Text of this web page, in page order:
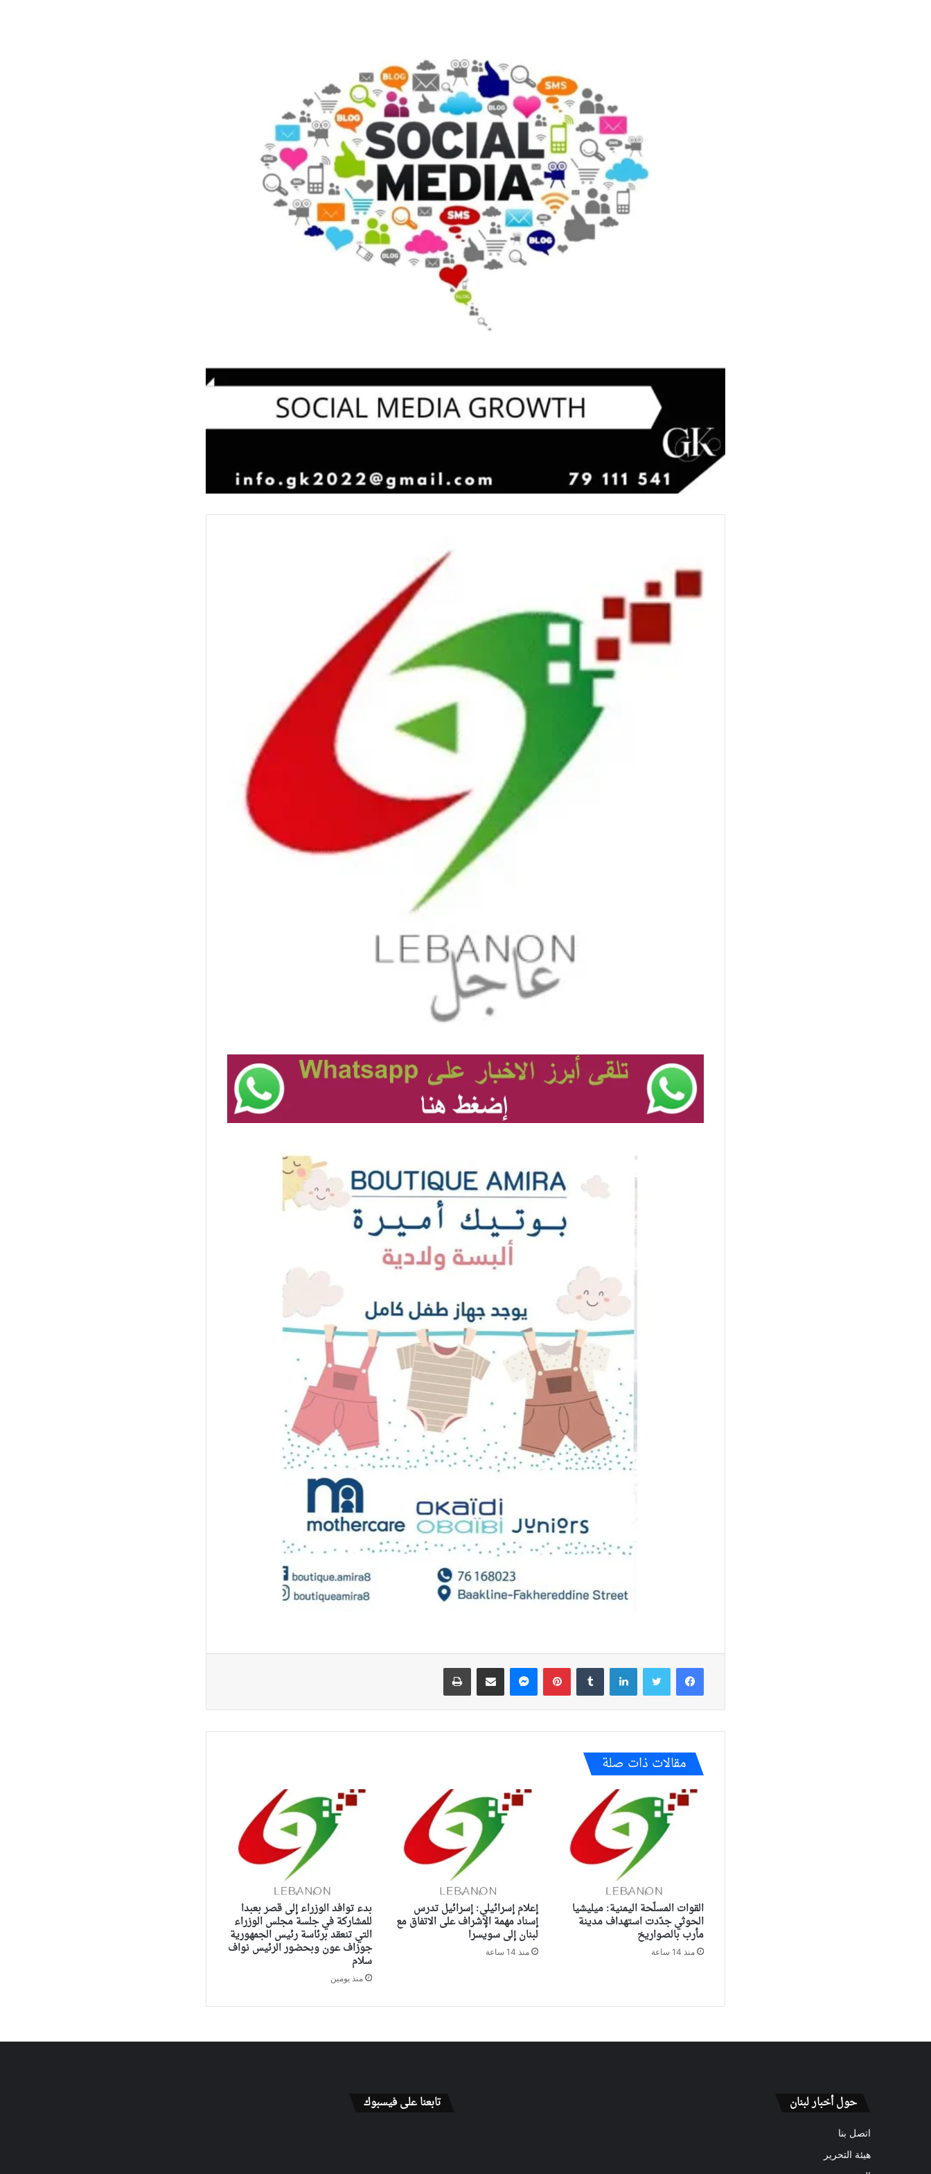
فيسبوك تويتر لينكدإن بينتيريستماسنجر مشاركة عبر البريد طباعة
مقالات ذات صلة
القوات المسلّحة اليمنية: ميليشيا
الحوثي جدّدت استهداف مدينة
مأرب بالصواريخ
منذ 14 ساعة
إعلام إسرائيلي: إسرائيل تدرس
إسناد مهمة الإشراف على الاتفاق مع
لبنان إلى سويسرا
منذ 14 ساعة
بدء توافد الوزراء إلى قصر بعبدا
للمشاركة في جلسة مجلس الوزراء
التي تنعقد برئاسة رئيس الجمهورية
جوزاف عون وبحضور الرئيس نواف
سلام
منذ يومين
حول أخبار لبنان
اتصل بنا
هيئة التحرير
تابعنا على فيسبوك